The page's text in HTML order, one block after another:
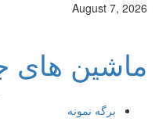
August 7, 2026
ماشین های
برگه نمونه